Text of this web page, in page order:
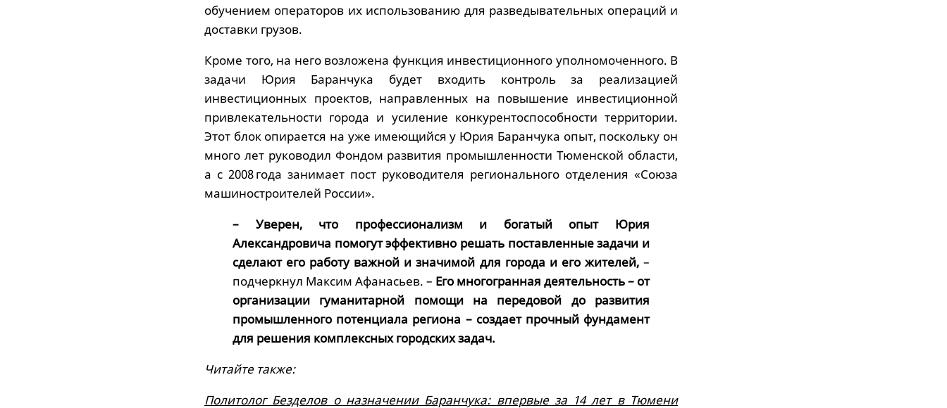
обучением операторов их использованию для разведывательных операций и
доставки грузов.
Кроме того, на него возложена функция инвестиционного уполномоченного. В
задачи Юрия Баранчука будет входить контроль за реализацией
инвестиционных проектов, направленных на повышение инвестиционной
привлекательности города и усиление конкурентоспособности территории.
Этот блок опирается на уже имеющийся у Юрия Баранчука опыт, поскольку он
много лет руководил Фондом развития промышленности Тюменской области,
а с 2008 года занимает пост руководителя регионального отделения «Союза
машиностроителей России».
– Уверен, что профессионализм и богатый опыт Юрия
Александровича помогут эффективно решать поставленные задачи и
сделают его работу важной и значимой для города и его жителей,–
подчеркнул Максим Афанасьев. – Его многогранная деятельность – от
организации гуманитарной помощи на передовой до развития
промышленного потенциала региона – создает прочный фундамент
для решения комплексных городских задач.
Читайте также:
Политолог Безделов о назначении Баранчука: впервые за 14 лет в Тюмени